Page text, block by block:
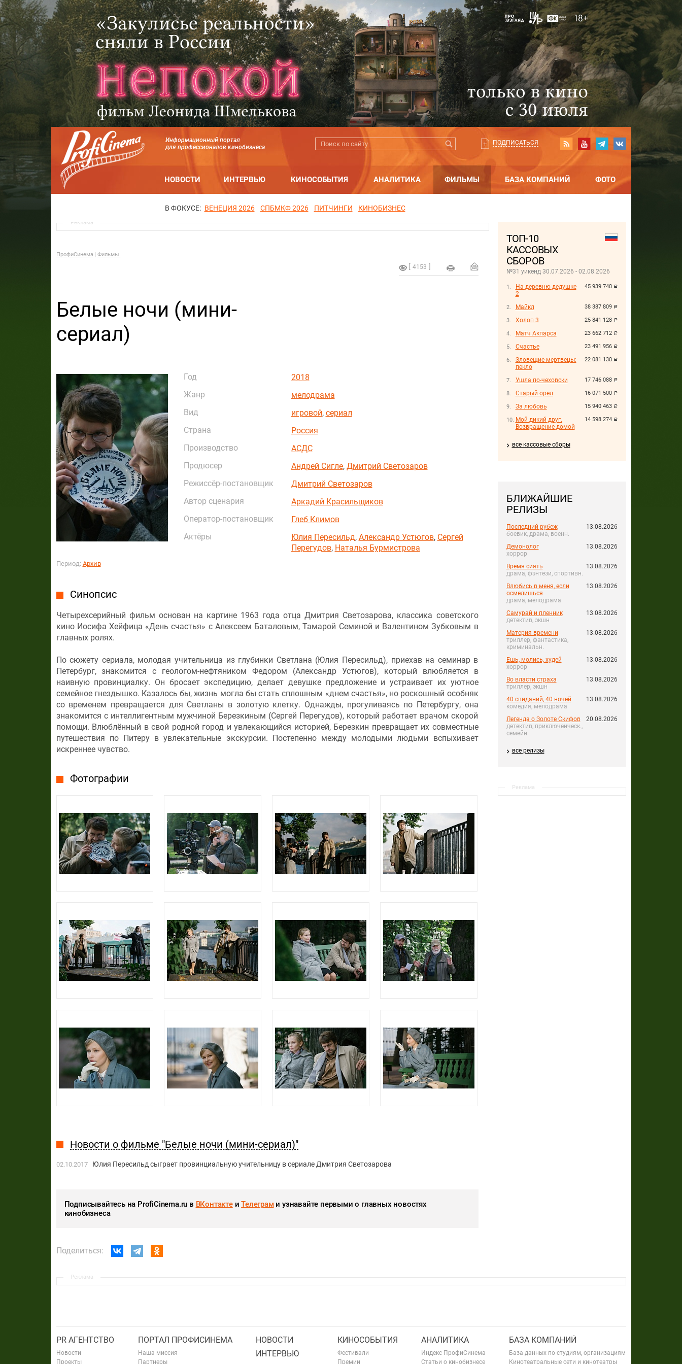
Информационный портал
для профессионалов кинобизнеса
ПОДПИСАТЬСЯ
НОВОСТИ ИНТЕРВЬЮ КИНОСОБЫТИЯ АНАЛИТИКА ФИЛЬМЫ БАЗА КОМПАНИЙ ФОТО
В ФОКУСЕ: ВЕНЕЦИЯ 2026 СПБМКФ 2026 ПИТЧИНГИ КИНОБИЗНЕС
ТОП-10
КАССОВЫХ
СБОРОВ
№31 уикенд 30.07.2026 - 02.08.2026
45 939 740 руб.
На деревню дедушке
2
38 387 809 руб.
Майкл
25 841 128 руб.
Холоп 3
23 662 712 руб.
Матч Акпарса
23 491 956 руб.
Счастье
22 081 130 руб.
Зловещие мертвецы:
пекло
17 746 088 руб.
Ушла по-чеховски
16 071 500 руб.
Старый орел
15 940 463 руб.
За любовь
14 598 274 руб.
Мой дикий друг.
Возвращение домой
все кассовые сборы
БЛИЖАЙШИЕ
РЕЛИЗЫ
Последний рубеж
боевик, драма, военн.
13.08.2026
Демонолог
хоррор
13.08.2026
Время сиять
драма, фэнтези, спортивн.
13.08.2026
Влюбись в меня, если
осмелишься
драма, мелодрама
13.08.2026
Самурай и пленник
детектив, экшн
13.08.2026
Материя времени
триллер, фантастика,
криминальн.
13.08.2026
Ешь, молись, худей
хоррор
13.08.2026
Во власти страха
триллер, экшн
13.08.2026
40 свиданий, 40 ночей
комедия, мелодрама
13.08.2026
Легенда о Золоте Скифов
детектив, приключенческ.,
семейн.
20.08.2026
все релизы
Реклама
Реклама
ПрофиСинема Фильмы.
4153
Белые ночи (мини-
сериал)
Период: Архив
Год
2018
Жанр
мелодрама
Вид
игровой, сериал
Страна
Россия
Производство
АСДС
Продюсер
Андрей Сигле, Дмитрий Светозаров
Режиссёр-постановщик
Дмитрий Светозаров
Автор сценария
Аркадий Красильщиков
Оператор-постановщик
Глеб Климов
Актёры
Юлия Пересильд, Александр Устюгов, Сергей
Перегудов, Наталья Бурмистрова
Синопсис
Четырехсерийный фильм основан на картине 1963 года отца Дмитрия Светозарова, классика советского
кино Иосифа Хейфица «День счастья» с Алексеем Баталовым, Тамарой Семиной и Валентином Зубковым в
главных ролях.
По сюжету сериала, молодая учительница из глубинки Светлана (Юлия Пересильд), приехав на семинар в
Петербург, знакомится с геологом-нефтяником Федором (Александр Устюгов), который влюбляется в
наивную провинциалку. Он бросает экспедицию, делает девушке предложение и устраивает их уютное
семейное гнездышко. Казалось бы, жизнь могла бы стать сплошным «днем счастья», но роскошный особняк
со временем превращается для Светланы в золотую клетку. Однажды, прогуливаясь по Петербургу, она
знакомится с интеллигентным мужчиной Березкиным (Сергей Перегудов), который работает врачом скорой
помощи. Влюблённый в свой родной город и увлекающийся историей, Березкин превращает их совместные
путешествия по Питеру в увлекательные экскурсии. Постепенно между молодыми людьми вспыхивает
искреннее чувство.
Фотографии
Новости о фильме "Белые ночи (мини-сериал)"
02.10.2017 Юлия Пересильд сыграет провинциальную учительницу в сериале Дмитрия Светозарова
Подписывайтесь на ProfiCinema.ru в ВКонтактеиТелеграми узнавайте первыми о главных новостях
кинобизнеса
Поделиться:
Реклама
PR АГЕНТСТВО
Новости
Проекты
ПОРТАЛ ПРОФИСИНЕМА
Наша миссия
Партнеры
НОВОСТИ
ИНТЕРВЬЮ
КИНОСОБЫТИЯ
Фестивали
Премии
АНАЛИТИКА
Индекс ПрофиСинема
Статьи о кинобизнесе
БАЗА КОМПАНИЙ
База данных по студиям, организациям
Кинотеатральные сети и кинотеатры